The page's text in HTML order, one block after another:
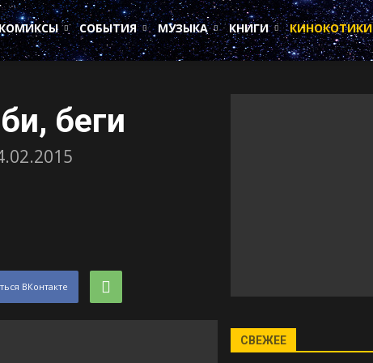
СОБЫТИЯ МУЗЫКА КНИГИ КИНОКОТИКИ
беги
ВКонтакте
СВЕЖЕЕ